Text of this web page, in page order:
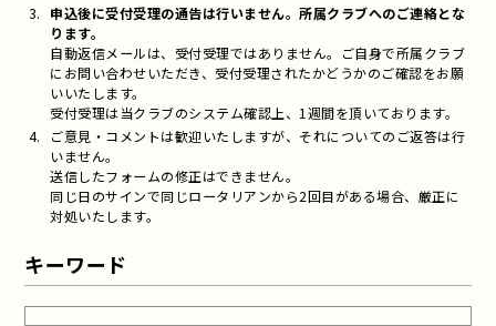
申込後に受付受理の通告は行いません。所属クラブへのご連絡とな
ります。
自動返信メールは、受付受理ではありません。ご自身で所属クラブ
にお問い合わせいただき、受付受理されたかどうかのご確認をお願
いいたします。
受付受理は当クラブのシステム確認上、1週間を頂いております。
ご意見・コメントは歓迎いたしますが、それについてのご返答は行
いません。
送信したフォームの修正はできません。
同じ日のサインで同じロータリアンから2回目がある場合、厳正に
対処いたします。
キーワード